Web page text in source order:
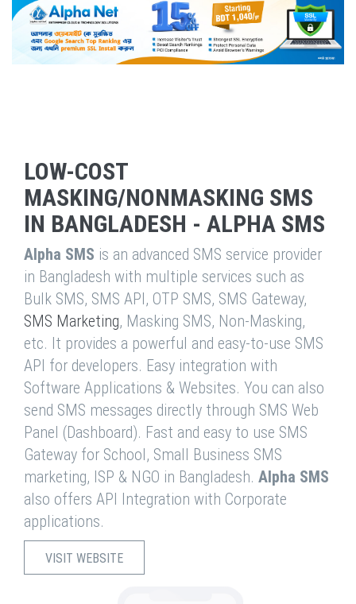
LOW-COST
MASKING/NONMASKING SMS
IN BANGLADESH - ALPHA SMS
Alpha SMS is an advanced SMS service provider
in Bangladesh with multiple services such as
Bulk SMS, SMS API, OTP SMS, SMS Gateway,
SMS Marketing, Masking SMS, Non-Masking,
etc. It provides a powerful and easy-to-use SMS
API for developers. Easy integration with
Software Applications & Websites. You can also
send SMS messages directly through SMS Web
Panel (Dashboard). Fast and easy to use SMS
Gateway for School, Small Business SMS
marketing, ISP & NGO in Bangladesh. Alpha SMS
also offers API Integration with Corporate
applications.
VISIT WEBSITE